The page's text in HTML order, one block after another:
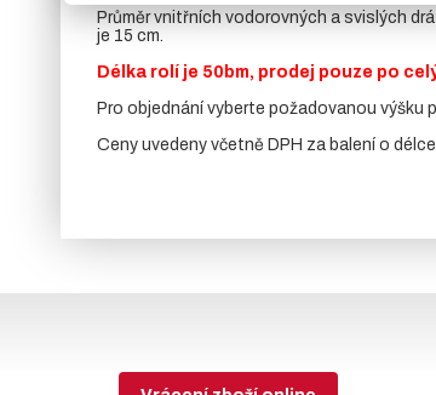
Průměr vnitřních vodorovných a svislých
je 15 cm.
Délka rolí je 50bm, prodej pouze po
Pro objednání vyberte požadovanou
Ceny uvedeny včetně DPH za balení o